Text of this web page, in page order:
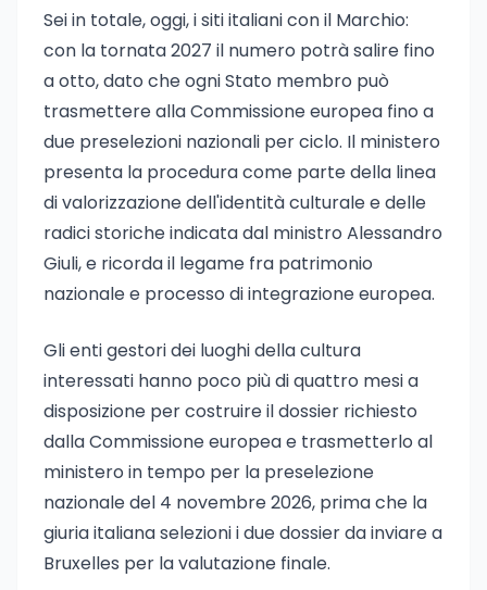
Sei in totale, oggi, i siti italiani con il Marchio:
con la tornata 2027 il numero potrà salire fino
a otto, dato che ogni Stato membro può
trasmettere alla Commissione europea fino a
due preselezioni nazionali per ciclo. Il ministero
presenta la procedura come parte della linea
di valorizzazione dell'identità culturale e delle
radici storiche indicata dal ministro Alessandro
Giuli, e ricorda il legame fra patrimonio
nazionale e processo di integrazione europea.
Gli enti gestori dei luoghi della cultura
interessati hanno poco più di quattro mesi a
disposizione per costruire il dossier richiesto
dalla Commissione europea e trasmetterlo al
ministero in tempo per la preselezione
nazionale del 4 novembre 2026, prima che la
giuria italiana selezioni i due dossier da inviare a
Bruxelles per la valutazione finale.